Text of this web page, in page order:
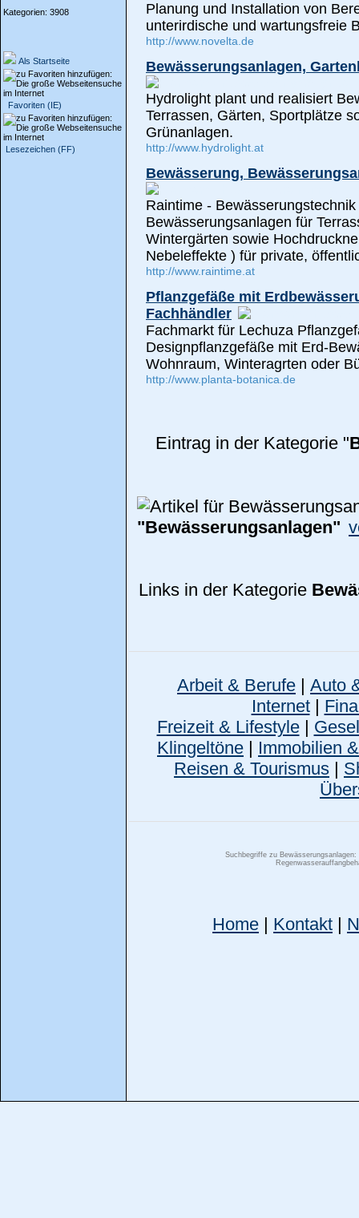
Kategorien: 3908
Als Startseite
Favoriten (IE)
Lesezeichen (FF)
Planung und Installation von
unterirdische und wartungsfreie
http://www.novelta.de
Bewässerungsanlagen,
Hydrolight plant und realisiert
Terrassen, Gärten, Sportplätze
Grünanlagen.
http://www.hydrolight.at
Bewässerung,
Raintime -
Bewässerungsanlagen für
Wintergärten sowie
Nebeleffekte ) für private,
http://www.raintime.at
Pflanzgefäße mit
Fachhändler
Fachmarkt für Lechuza
Designpflanzgefäße mit Erd-
Wohnraum, Winteragrten oder
http://www.planta-botanica.de
Eintrag in der Kategorie "
"Bewässerungsanlagen"
Links in der Kategorie
Arbeit & Berufe | Auto
Internet|
Freizeit & Lifestyle|
Klingeltöne | Immobilien
Reisen & Tourismus |
Suchbegriffe zu
Home | Kontakt |